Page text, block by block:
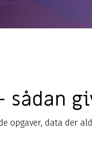
opgaver, data der